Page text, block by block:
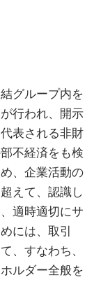
グループ内を
行われ、開示
表される非財
不経済をも検
、企業活動の
えて、認識し
適時適切にサ
には、取引
、すなわち、
ルダー全般を